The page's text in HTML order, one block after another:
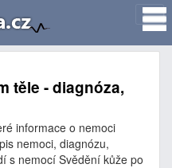
těle - diagnóza,
informace o nemoci
nemoci, diagnózu,
s nemocí Svědění kůže po